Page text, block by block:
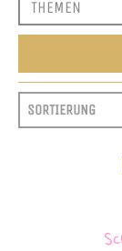
SORTIEREN
SORT CONTENT
SORT CONTENT